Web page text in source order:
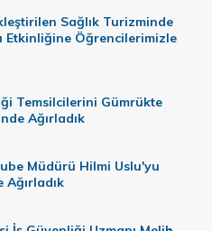
Sağlık Turizminde
Etkinliğine Öğrencilerimizle
Temsilcilerini Gümrükte
Ağırladık
Müdürü Hilmi Uslu'yu